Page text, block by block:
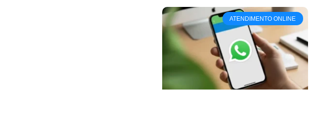
ATENDIMENTO ONLINE